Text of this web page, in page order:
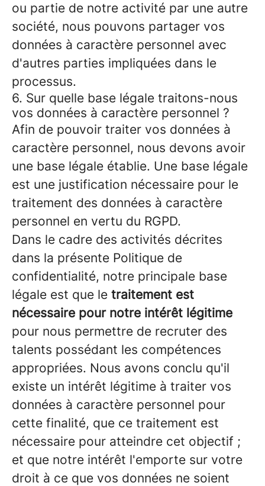
ou partie de notre activité par une autre
société, nous pouvons partager vos
données à caractère personnel avec
d'autres parties impliquées dans le
processus.
6. Sur quelle base légale traitons-nous
vos données à caractère personnel ?
Afin de pouvoir traiter vos données à
caractère personnel, nous devons avoir
une base légale établie. Une base légale
est une justification nécessaire pour le
traitement des données à caractère
personnel en vertu du RGPD.
Dans le cadre des activités décrites
dans la présente Politique de
confidentialité, notre principale base
légale est que le traitement est
nécessaire pour notre intérêt légitime
pour nous permettre de recruter des
talents possédant les compétences
appropriées. Nous avons conclu qu'il
existe un intérêt légitime à traiter vos
données à caractère personnel pour
cette finalité, que ce traitement est
nécessaire pour atteindre cet objectif ;
et que notre intérêt l'emporte sur votre
droit à ce que vos données ne soient